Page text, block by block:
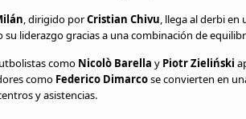
, dirigido porCristian Chivu, llega al derbi
liderazgo gracias a una combinación de
como Nicolò Barella y Piotr Zieliński
como Federico Dimarcose convierten en
y asistencias.